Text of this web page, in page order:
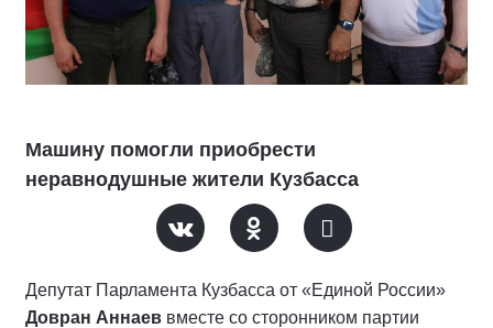
Машину помогли приобрести
неравнодушные жители Кузбасса
Депутат Парламента Кузбасса от «Единой России»
Довран Аннаев вместе со сторонником партии